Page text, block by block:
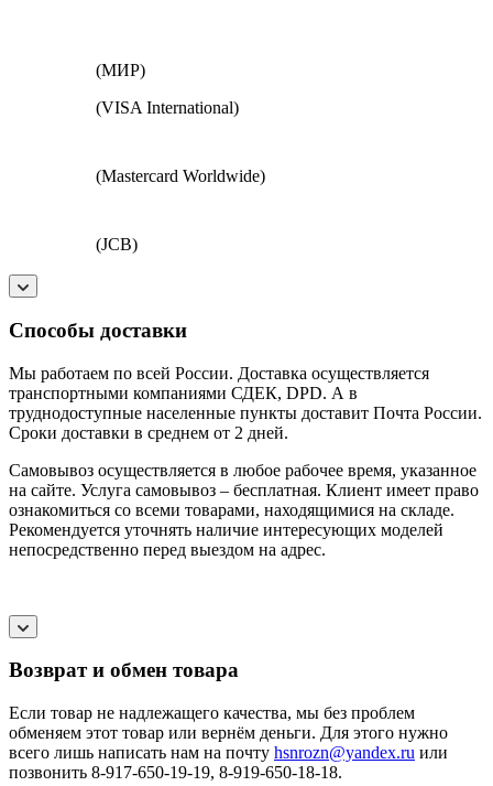
(МИР)
(VISA International)
(Mastercard Worldwide)
(JCB)
Способы доставки
Мы работаем по всей России. Доставка осуществляется
транспортными компаниями СДЕК, DPD. А в
труднодоступные населенные пункты доставит Почта России.
Сроки доставки в среднем от 2 дней.
Самовывоз осуществляется в любое рабочее время, указанное
на сайте. Услуга самовывоз – бесплатная. Клиент имеет право
ознакомиться со всеми товарами, находящимися на складе.
Рекомендуется уточнять наличие интересующих моделей
непосредственно перед выездом на адрес.
Возврат и обмен товара
Если товар не надлежащего качества, мы без проблем
обменяем этот товар или вернём деньги. Для этого нужно
всего лишь написать нам на почту hsnrozn@yandex.ru или
позвонить 8-917-650-19-19, 8-919-650-18-18.